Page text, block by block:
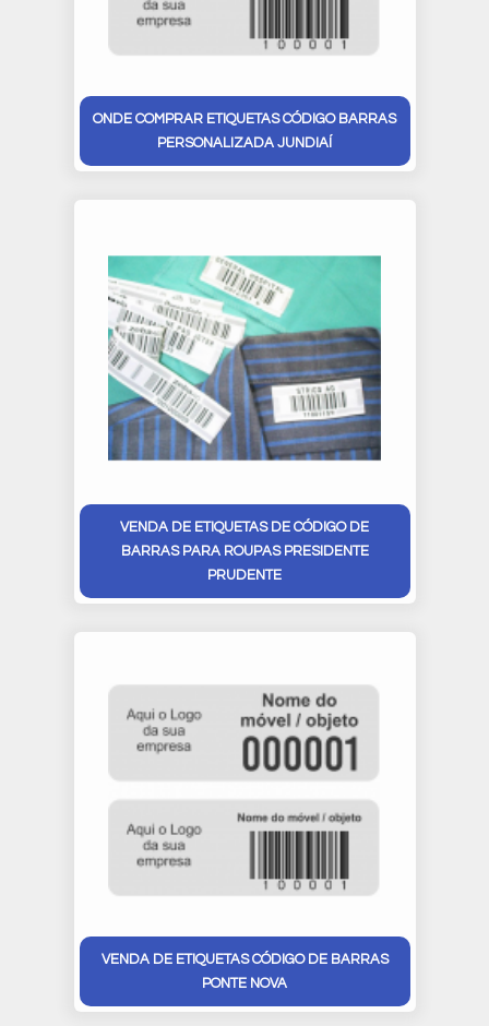
ONDE COMPRAR ETIQUETAS CÓDIGO BARRAS
PERSONALIZADA JUNDIAÍ
VENDA DE ETIQUETAS DE CÓDIGO DE
BARRAS PARA ROUPAS PRESIDENTE
PRUDENTE
VENDA DE ETIQUETAS CÓDIGO DE BARRAS
PONTE NOVA